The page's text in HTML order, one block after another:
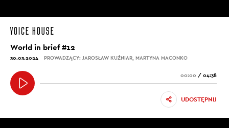
World in brief #12
30.03.2024 PROWADZĄCY: JAROSŁAW KUŹNIAR, MARTYNA MACONKO
00:00 / 04:38
UDOSTĘPNIJ